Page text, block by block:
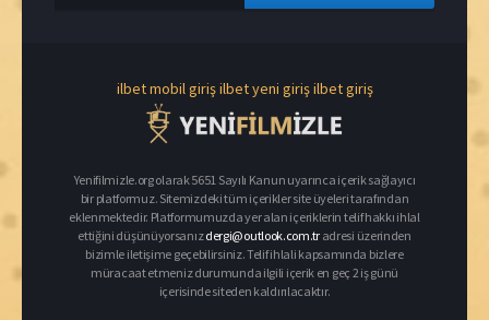
ilbet mobil girişilbet yeni girişilbet giriş
Yenifilmizle.org olarak 5651 Sayılı Kanun uyarınca içerik sağlayıcı
bir platformuz. Sitemizdeki tüm içerikler site üyeleri tarafından
eklenmektedir. Platformumuzda yer alan içeriklerin telif hakkı ihlal
ettiğini düşünüyorsanızdergi@outlook.com.tr adresi üzerinden
bizimle iletişime geçebilirsiniz. Telif ihlali kapsamında bizlere
müracaat etmeniz durumunda ilgili içerik en geç 2 iş günü
içerisinde siteden kaldırılacaktır.